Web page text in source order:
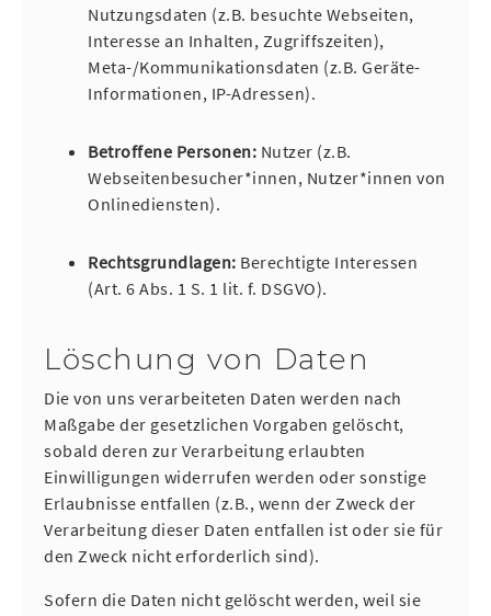
Nutzungsdaten (z.B. besuchte Webseiten,
Interesse an Inhalten, Zugriffszeiten),
Meta-/Kommunikationsdaten (z.B. Geräte-
Informationen, IP-Adressen).
Betroffene Personen: Nutzer (z.B.
Webseitenbesucher*innen, Nutzer*innen von
Onlinediensten).
Rechtsgrundlagen: Berechtigte Interessen
(Art. 6 Abs. 1 S. 1 lit. f. DSGVO).
Löschung von Daten
Die von uns verarbeiteten Daten werden nach
Maßgabe der gesetzlichen Vorgaben gelöscht,
sobald deren zur Verarbeitung erlaubten
Einwilligungen widerrufen werden oder sonstige
Erlaubnisse entfallen (z.B., wenn der Zweck der
Verarbeitung dieser Daten entfallen ist oder sie für
den Zweck nicht erforderlich sind).
Sofern die Daten nicht gelöscht werden, weil sie